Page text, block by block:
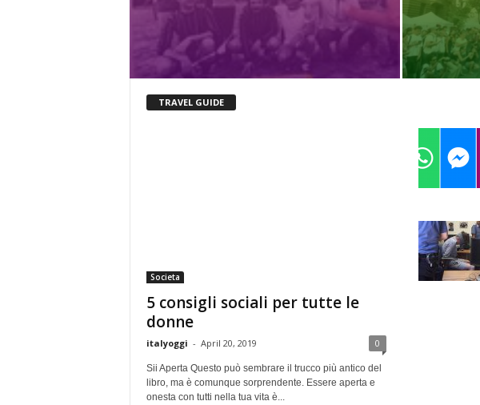
TRAVEL GUIDE
Societa
5 consigli sociali per tutte le
donne
italyoggi - April 20, 2019 0
Sii Aperta Questo può sembrare il trucco più antico del
libro, ma è comunque sorprendente. Essere aperta e
onesta con tutti nella tua vita è...